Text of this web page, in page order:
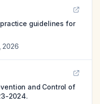
guidelines for
2026
and Control of
2024.